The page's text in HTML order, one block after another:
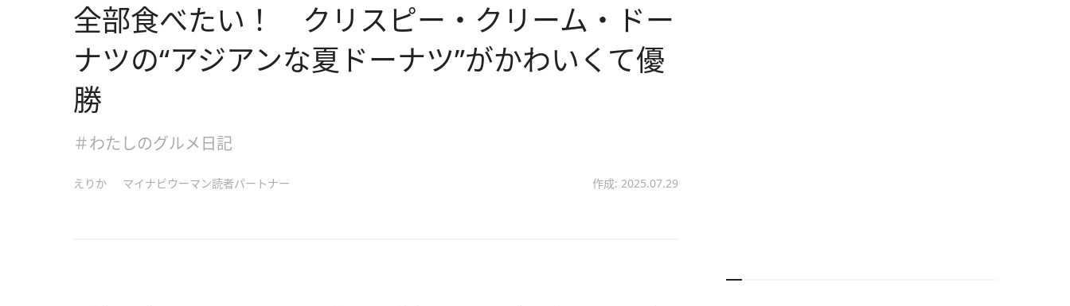
全部食べたい！ クリスピー・クリーム・ドー
ナツの“アジアンな夏ドーナツ”がかわいくて優
勝
＃わたしのグルメ日記
えりか マイナビウーマン読者パートナー 作成: 2025.07.29